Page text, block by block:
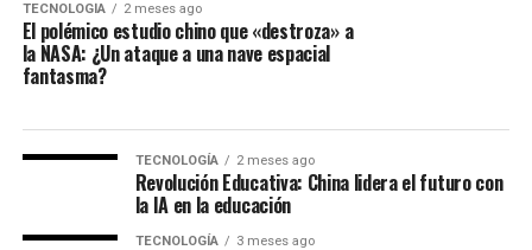
TECNOLOGÍA 2 meses ago
El polémico estudio chino que «destroza» a
la NASA: ¿Un ataque a una nave espacial
fantasma?
TECNOLOGÍA 2 meses ago
Revolución Educativa: China lidera el futuro con
la IA en la educación
TECNOLOGÍA 3 meses ago